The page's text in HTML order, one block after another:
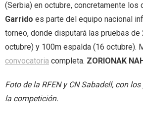
(Serbia) en octubre, concretamente los
Garrido es parte del equipo nacional
torneo, donde disputará las pruebas
octubre) y 100m espalda (16 octubre).
convocatoria completa. ZORIONAK
Foto de la RFEN y CN Sabadell, con
la competición.